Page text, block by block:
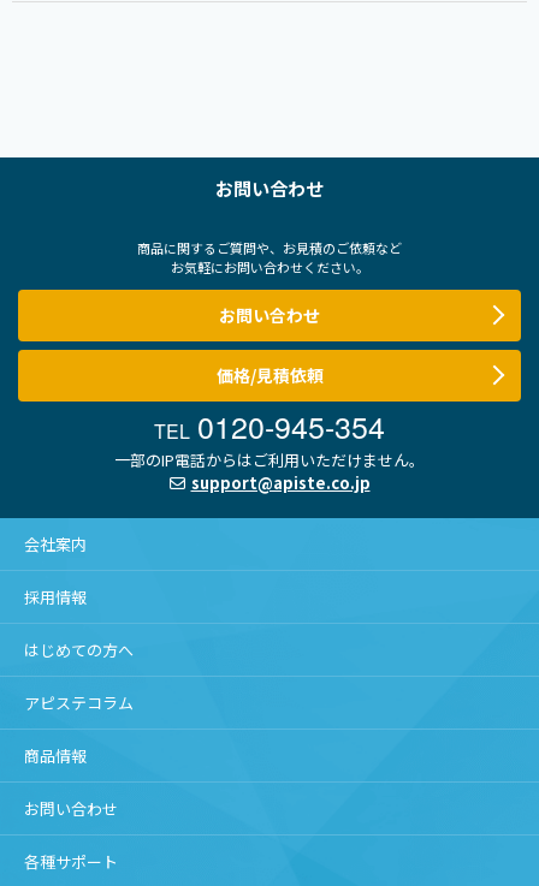
お問い合わせ
商品に関するご質問や、お見積のご依頼など
お気軽にお問い合わせください。
お問い合わせ
価格/見積依頼
TEL 0120-945-354
一部のIP電話からはご利用いただけません。
support@apiste.co.jp
会社案内
採用情報
はじめての方へ
アピステコラム
商品情報
お問い合わせ
各種サポート